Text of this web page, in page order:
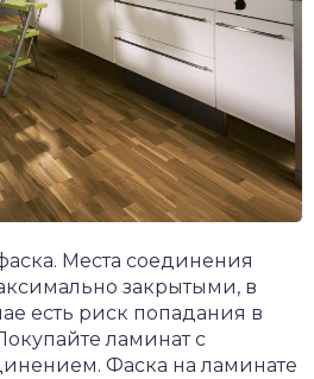
Места соединения
закрытыми, в
есть риск попадания в
ламинат с
Фаска на ламинате